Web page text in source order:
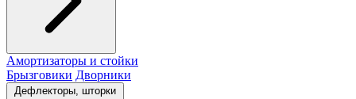
Амортизаторы и стойки
Брызговики Дворники
Дефлекторы, шторки